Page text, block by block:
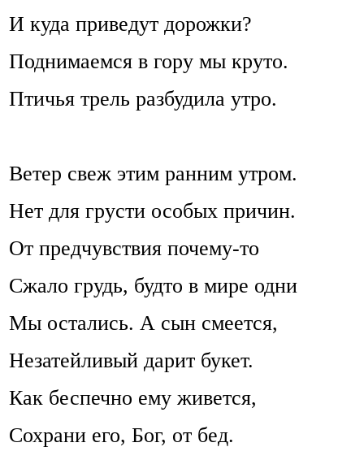
И куда приведут дорожки?
Поднимаемся в гору мы круто.
Птичья трель разбудила утро.
Ветер свеж этим ранним утром.
Нет для грусти особых причин.
От предчувствия почему-то
Сжало грудь, будто в мире одни
Мы остались. А сын смеется,
Незатейливый дарит букет.
Как беспечно ему живется,
Сохрани его, Бог, от бед.